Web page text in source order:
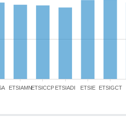
ETSIAMNETSICCP ETSIADI ETSIE ETSIGCT